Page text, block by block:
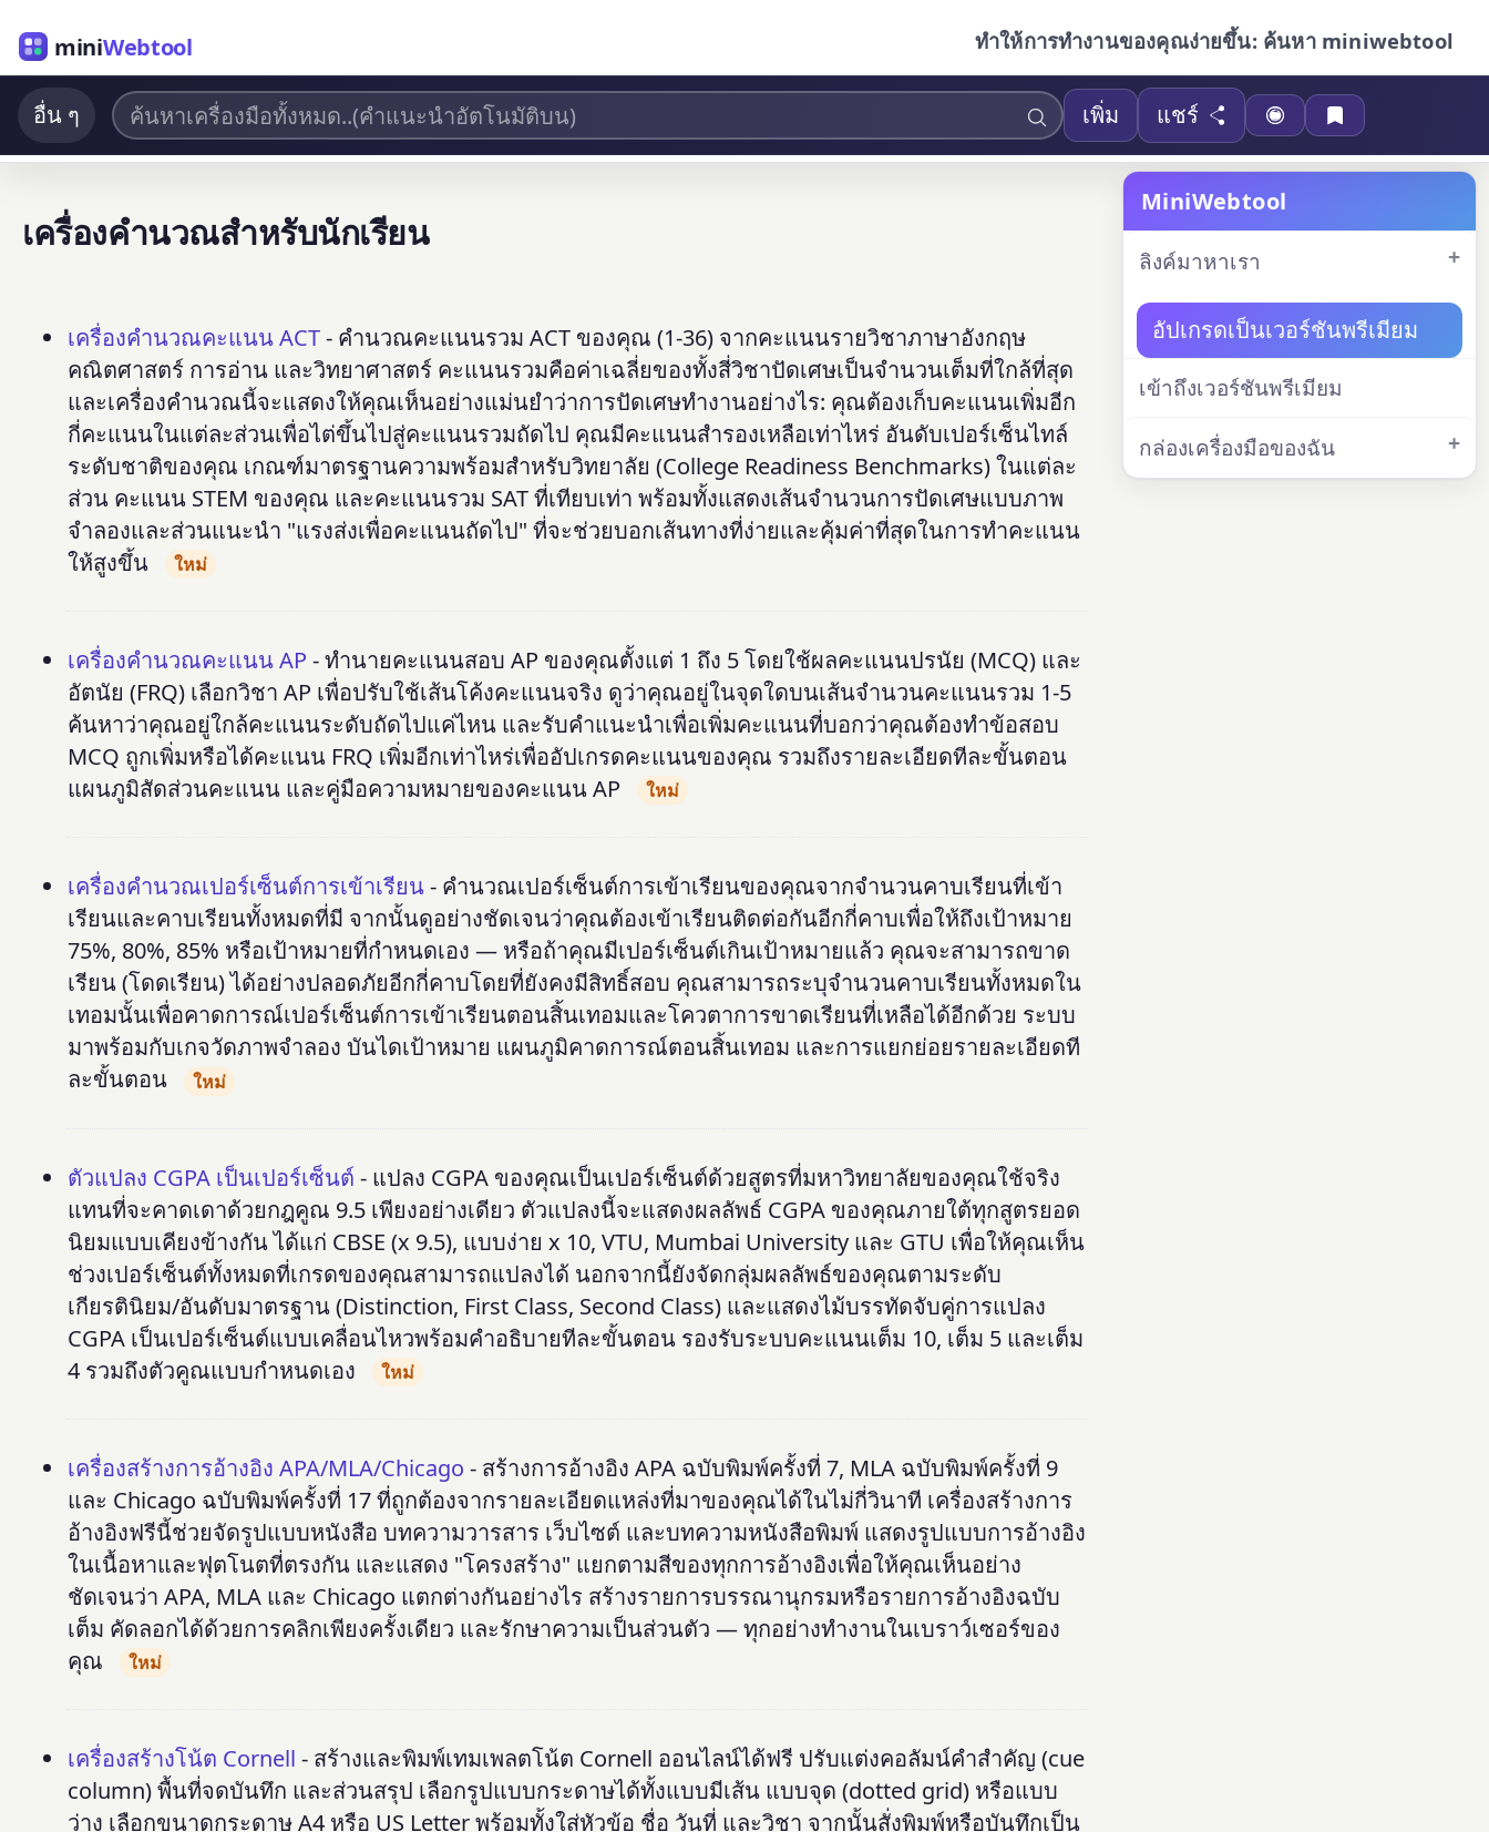
miniWebtool ทำให้การทำงานของคุณง่ายขึ้น: ค้นหา miniwebtool
อื่น ๆ เพิ่ม แชร์
เครื่องคำนวณสำหรับนักเรียน
เครื่องคำนวณคะแนน ACT- คำนวณคะแนนรวม ACT ของคุณ (1-36) จากคะแนนรายวิชาภาษาอังกฤษ
คณิตศาสตร์ การอ่าน และวิทยาศาสตร์ คะแนนรวมคือค่าเฉลี่ยของทั้งสี่วิชาปัดเศษเป็นจำนวนเต็มที่ใกล้ที่สุด
และเครื่องคำนวณนี้จะแสดงให้คุณเห็นอย่างแม่นยำว่าการปัดเศษทำงานอย่างไร: คุณต้องเก็บคะแนนเพิ่มอีก
กี่คะแนนในแต่ละส่วนเพื่อไต่ขึ้นไปสู่คะแนนรวมถัดไป คุณมีคะแนนสำรองเหลือเท่าไหร่ อันดับเปอร์เซ็นไทล์
ระดับชาติของคุณ เกณฑ์มาตรฐานความพร้อมสำหรับวิทยาลัย (College Readiness Benchmarks) ในแต่ละ
ส่วน คะแนน STEM ของคุณ และคะแนนรวม SAT ที่เทียบเท่า พร้อมทั้งแสดงเส้นจำนวนการปัดเศษแบบภาพ
จำลองและส่วนแนะนำ "แรงส่งเพื่อคะแนนถัดไป" ที่จะช่วยบอกเส้นทางที่ง่ายและคุ้มค่าที่สุดในการทำคะแนน
ให้สูงขึ้น
ใหม่
เครื่องคำนวณคะแนน AP - ทำนายคะแนนสอบ AP ของคุณตั้งแต่ 1 ถึง 5 โดยใช้ผลคะแนนปรนัย (MCQ) และ
อัตนัย (FRQ) เลือกวิชา AP เพื่อปรับใช้เส้นโค้งคะแนนจริง ดูว่าคุณอยู่ในจุดใดบนเส้นจำนวนคะแนนรวม 1-5
ค้นหาว่าคุณอยู่ใกล้คะแนนระดับถัดไปแค่ไหน และรับคำแนะนำเพื่อเพิ่มคะแนนที่บอกว่าคุณต้องทำข้อสอบ
MCQ ถูกเพิ่มหรือได้คะแนน FRQ เพิ่มอีกเท่าไหร่เพื่ออัปเกรดคะแนนของคุณ รวมถึงรายละเอียดทีละขั้นตอน
แผนภูมิสัดส่วนคะแนน และคู่มือความหมายของคะแนน AP
ใหม่
เครื่องคำนวณเปอร์เซ็นต์การเข้าเรียน- คำนวณเปอร์เซ็นต์การเข้าเรียนของคุณจากจำนวนคาบเรียนที่เข้า
เรียนและคาบเรียนทั้งหมดที่มี จากนั้นดูอย่างชัดเจนว่าคุณต้องเข้าเรียนติดต่อกันอีกกี่คาบเพื่อให้ถึงเป้าหมาย
75%, 80%, 85% หรือเป้าหมายที่กำหนดเอง — หรือถ้าคุณมีเปอร์เซ็นต์เกินเป้าหมายแล้ว คุณจะสามารถขาด
เรียน (โดดเรียน) ได้อย่างปลอดภัยอีกกี่คาบโดยที่ยังคงมีสิทธิ์สอบ คุณสามารถระบุจำนวนคาบเรียนทั้งหมดใน
เทอมนั้นเพื่อคาดการณ์เปอร์เซ็นต์การเข้าเรียนตอนสิ้นเทอมและโควตาการขาดเรียนที่เหลือได้อีกด้วย ระบบ
มาพร้อมกับเกจวัดภาพจำลอง บันไดเป้าหมาย แผนภูมิคาดการณ์ตอนสิ้นเทอม และการแยกย่อยรายละเอียดที
ละขั้นตอน
ใหม่
ตัวแปลง CGPA เป็นเปอร์เซ็นต์ - แปลง CGPA ของคุณเป็นเปอร์เซ็นต์ด้วยสูตรที่มหาวิทยาลัยของคุณใช้จริง
แทนที่จะคาดเดาด้วยกฎคูณ 9.5 เพียงอย่างเดียว ตัวแปลงนี้จะแสดงผลลัพธ์ CGPA ของคุณภายใต้ทุกสูตรยอด
นิยมแบบเคียงข้างกัน ได้แก่ CBSE (x 9.5), แบบง่าย x 10, VTU, Mumbai University และ GTU เพื่อให้คุณเห็น
ช่วงเปอร์เซ็นต์ทั้งหมดที่เกรดของคุณสามารถแปลงได้ นอกจากนี้ยังจัดกลุ่มผลลัพธ์ของคุณตามระดับ
เกียรตินิยม/อันดับมาตรฐาน (Distinction, First Class, Second Class) และแสดงไม้บรรทัดจับคู่การแปลง
CGPA เป็นเปอร์เซ็นต์แบบเคลื่อนไหวพร้อมคำอธิบายทีละขั้นตอน รองรับระบบคะแนนเต็ม 10, เต็ม 5 และเต็ม
4 รวมถึงตัวคูณแบบกำหนดเอง
ใหม่
เครื่องสร้างการอ้างอิง APA/MLA/Chicago - สร้างการอ้างอิง APA ฉบับพิมพ์ครั้งที่ 7, MLA ฉบับพิมพ์ครั้งที่ 9
และ Chicago ฉบับพิมพ์ครั้งที่ 17 ที่ถูกต้องจากรายละเอียดแหล่งที่มาของคุณได้ในไม่กี่วินาที เครื่องสร้างการ
อ้างอิงฟรีนี้ช่วยจัดรูปแบบหนังสือ บทความวารสาร เว็บไซต์ และบทความหนังสือพิมพ์ แสดงรูปแบบการอ้างอิง
ในเนื้อหาและฟุตโนตที่ตรงกัน และแสดง "โครงสร้าง" แยกตามสีของทุกการอ้างอิงเพื่อให้คุณเห็นอย่าง
ชัดเจนว่า APA, MLA และ Chicago แตกต่างกันอย่างไร สร้างรายการบรรณานุกรมหรือรายการอ้างอิงฉบับ
เต็ม คัดลอกได้ด้วยการคลิกเพียงครั้งเดียว และรักษาความเป็นส่วนตัว — ทุกอย่างทำงานในเบราว์เซอร์ของ
คุณ
ใหม่
เครื่องสร้างโน้ต Cornell - สร้างและพิมพ์เทมเพลตโน้ต Cornell ออนไลน์ได้ฟรี ปรับแต่งคอลัมน์คำสำคัญ (cue
column) พื้นที่จดบันทึก และส่วนสรุป เลือกรูปแบบกระดาษได้ทั้งแบบมีเส้น แบบจุด (dotted grid) หรือแบบ
ว่าง เลือกขนาดกระดาษ A4 หรือ US Letter พร้อมทั้งใส่หัวข้อ ชื่อ วันที่ และวิชา จากนั้นสั่งพิมพ์หรือบันทึกเป็น
MiniWebtool
ลิงค์มาหาเรา
อัปเกรดเป็นเวอร์ชันพรีเมียม
เข้าถึงเวอร์ชันพรีเมียม
กล่องเครื่องมือของฉัน